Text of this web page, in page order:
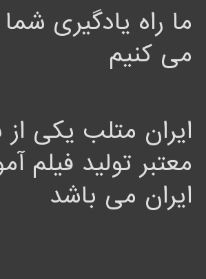
ما راه یادگیری شما
می کنیم
ایران متلب یکی از
معتبر تولید فیلم
ایران می باشد